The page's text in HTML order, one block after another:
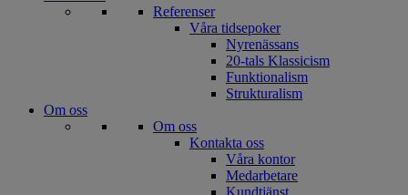
Referenser
Våra tidsepoker
Nyrenässans
20-tals Klassicism
Funktionalism
Strukturalism
Om oss
Om oss
Kontakta oss
Våra kontor
Medarbetare
Kundtjänst